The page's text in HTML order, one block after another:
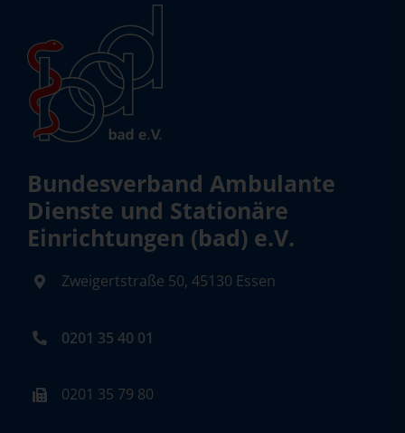
Bundesverband Ambulante
Dienste und Stationäre
Einrichtungen (bad) e.V.
Zweigertstraße 50, 45130 Essen
0201 35 40 01
0201 35 79 80